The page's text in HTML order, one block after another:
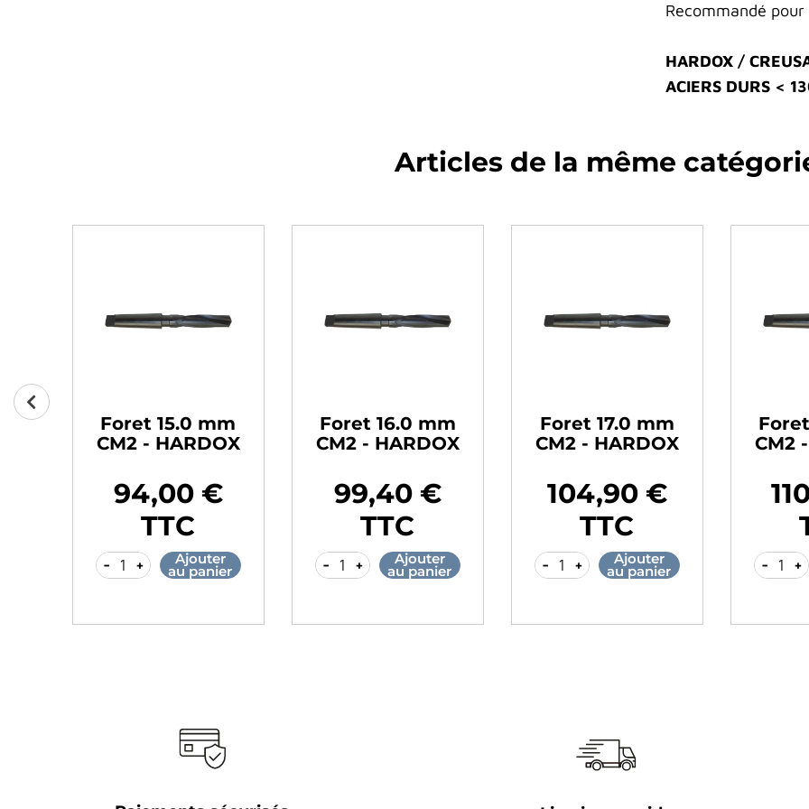
Recommandé
HARDOX /
ACIERS DURS <
Articles de la même
Foret 15.0 mm
CM2 - HARDOX
94,00 €
TTC
- + Ajouter
au panier
Foret 16.0 mm
CM2 - HARDOX
99,40 €
TTC
- + Ajouter
au panier
Foret 17.0 mm
CM2 - HARDOX
104,90 €
TTC
- + Ajouter
au panier
CM2
- +